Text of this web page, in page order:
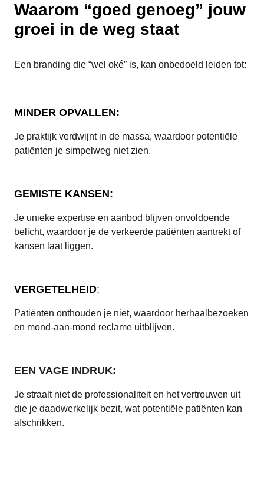
Waarom “goed genoeg” jouw
groei in de weg staat
Een branding die “wel oké” is, kan onbedoeld leiden tot:
MINDER OPVALLEN:
Je praktijk verdwijnt in de massa, waardoor potentiële
patiënten je simpelweg niet zien.
GEMISTE KANSEN:
Je unieke expertise en aanbod blijven onvoldoende
belicht, waardoor je de verkeerde patiënten aantrekt of
kansen laat liggen.
VERGETELHEID:
Patiënten onthouden je niet, waardoor herhaalbezoeken
en mond-aan-mond reclame uitblijven.
EEN VAGE INDRUK:
Je straalt niet de professionaliteit en het vertrouwen uit
die je daadwerkelijk bezit, wat potentiële patiënten kan
afschrikken.